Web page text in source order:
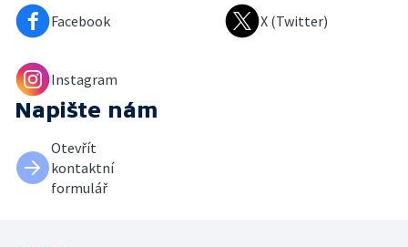
Facebook X (Twitter)
Instagram
Napište nám
Otevřít
kontaktní
formulář